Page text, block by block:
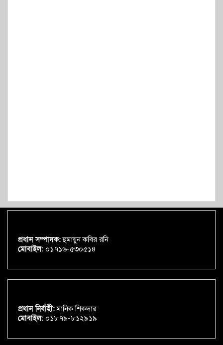
প্রধান সম্পাদক:হুমায়ুন কবির রনি
মোবাইল: ০১৭১৬-৫৩০৫১৪
প্রধান নির্বাহী:মানিক শিকদার
মোবাইল: ০১৮৭৯-৮১২৯১৯